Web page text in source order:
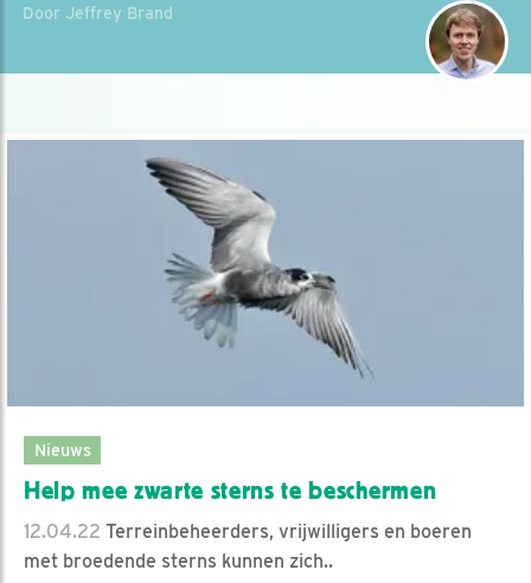
Door Jeffrey Brand
Nieuws
Help mee zwarte sterns te beschermen
12.04.22 Terreinbeheerders, vrijwilligers en boeren
met broedende sterns kunnen zich..